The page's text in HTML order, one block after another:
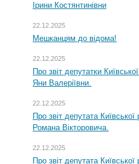
Ірини Костянтинівни
22.12.2025
Мешканцям до відома!
22.12.2025
Про звіт депутатки
Яни Валеріївни.
22.12.2025
Про звіт депутата
Романа Вікторовича.
22.12.2025
Про звіт депутата